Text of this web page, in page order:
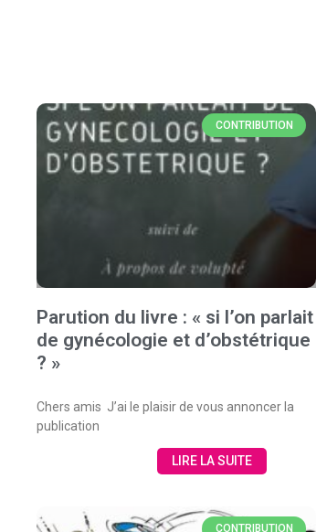
CONTRIBUTION
Parution du livre : « si l’on parlait
de gynécologie et d’obstétrique
? »
Chers amis J’ai le plaisir de vous annoncer la
publication
LIRE LA SUITE
CONTRIBUTION